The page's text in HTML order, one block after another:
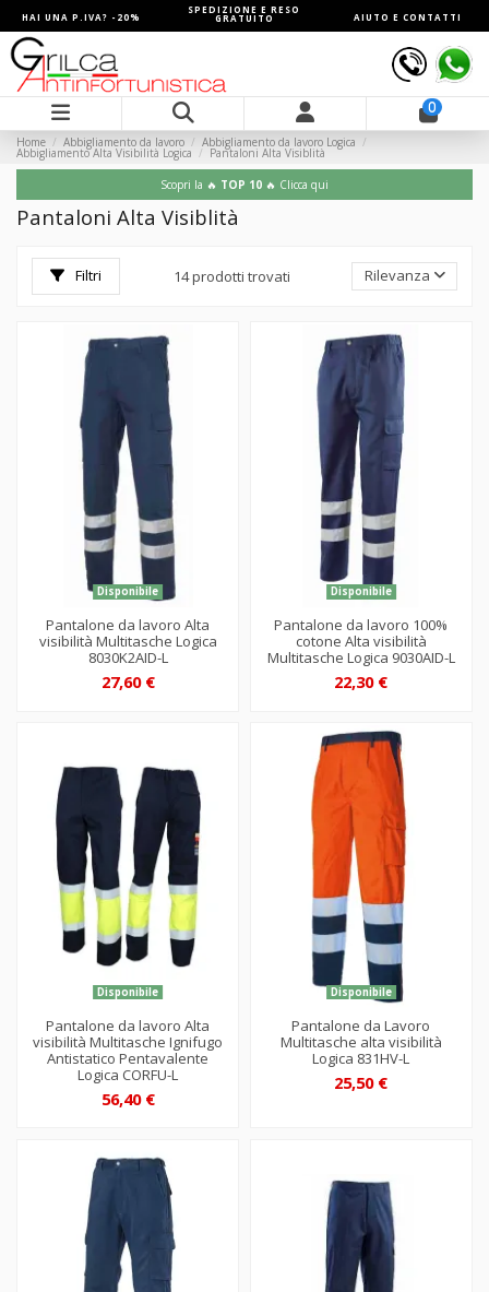
HAI UNA P.IVA? -20%
SPEDIZIONE E RESO
GRATUITO AIUTO E CONTATTI
0
Home Abbigliamento da lavoro Abbigliamento da lavoro Logica
Abbigliamento Alta Visibilità Logica Pantaloni Alta Visiblità
Scopri la 🔥 TOP 10 🔥 Clicca qui
Pantaloni Alta Visiblità
Filtri 14 prodotti trovati Rilevanza
Disponibile
Pantalone da lavoro Alta
visibilità Multitasche Logica
8030K2AID-L
27,60 €
Disponibile
Pantalone da lavoro 100%
cotone Alta visibilità
Multitasche Logica 9030AID-L
22,30 €
Disponibile
Pantalone da lavoro Alta
visibilità Multitasche Ignifugo
Antistatico Pentavalente
Logica CORFU-L
56,40 €
Disponibile
Pantalone da Lavoro
Multitasche alta visibilità
Logica 831HV-L
25,50 €